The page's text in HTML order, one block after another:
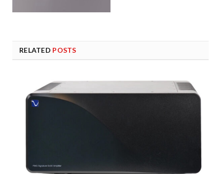
RELATED POSTS